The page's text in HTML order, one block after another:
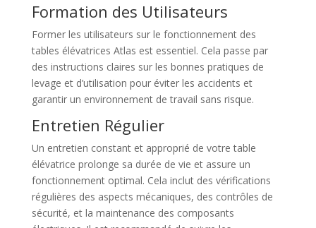
Formation des Utilisateurs
Former les utilisateurs sur le fonctionnement des
tables élévatrices Atlas est essentiel. Cela passe par
des instructions claires sur les bonnes pratiques de
levage et d’utilisation pour éviter les accidents et
garantir un environnement de travail sans risque.
Entretien Régulier
Un entretien constant et approprié de votre table
élévatrice prolonge sa durée de vie et assure un
fonctionnement optimal. Cela inclut des vérifications
régulières des aspects mécaniques, des contrôles de
sécurité, et la maintenance des composants